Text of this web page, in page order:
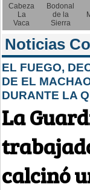
Cabeza
La
Vaca
Bodonal
de la
Sierra
Noticias
EL FUEGO,
DE EL
DURANTE LA
La
calcinó